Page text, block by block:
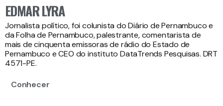
EDMAR LYRA
Jornalista político, foi colunista do Diário de Pernambuco e
da Folha de Pernambuco, palestrante, comentarista de
mais de cinquenta emissoras de rádio do Estado de
Pernambuco e CEO do instituto DataTrends Pesquisas. DRT
4571-PE.
Conhecer